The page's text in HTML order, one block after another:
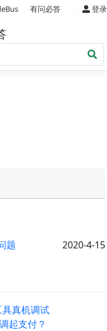
有问必答 登录
题 2020-4-15
真机调试
起支付？